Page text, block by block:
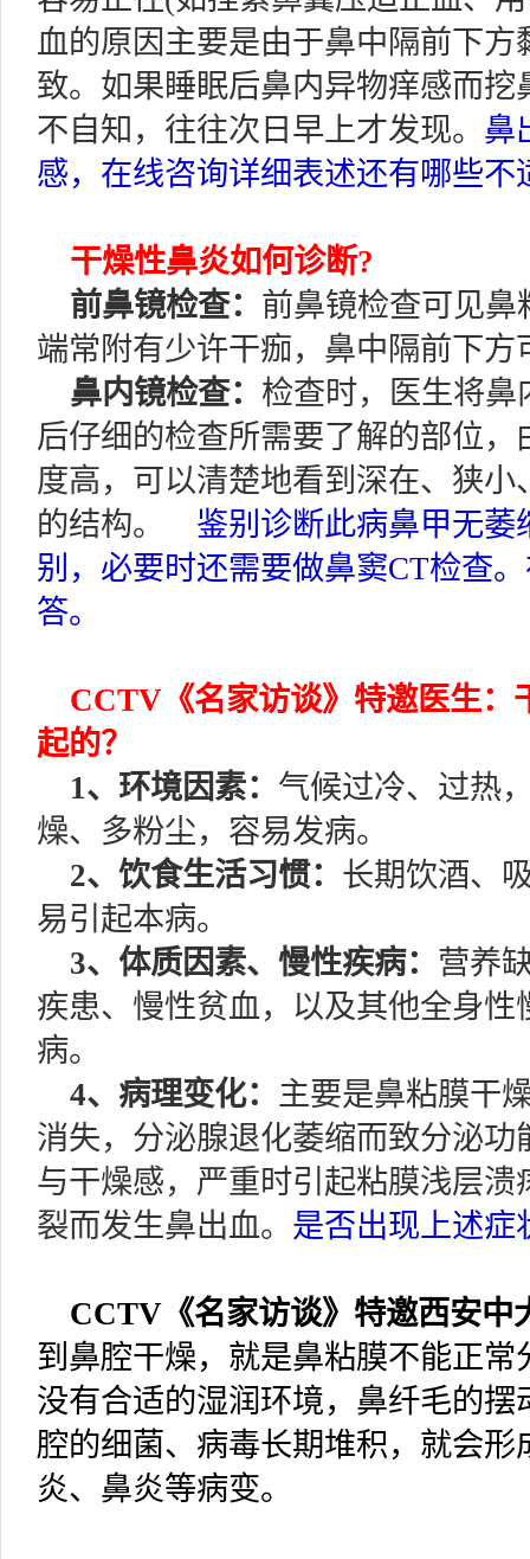
血的原因主要是由于鼻中隔前下
致。如果睡眠后鼻内异物痒感而
不自知，往往次日早上才发现。 鼻
感，在线咨询详细表述还有哪些不
干燥性鼻炎如何诊断?
前鼻镜检查： 前鼻镜检查可见鼻
端常附有少许干痂，鼻中隔前下方
鼻内镜检查： 检查时，医生将鼻
后仔细的检查所需要了解的部位
度高，可以清楚地看到深在、狭
的结构。
鉴别诊断此病鼻甲无
别，必要时还需要做鼻窦CT检查
答。
CCTV《名家访谈》特邀医生：
起的？
1、环境因素： 气候过冷、过热
燥、多粉尘，容易发病。
2、饮食生活习惯： 长期饮酒、
易引起本病。
3、体质因素、慢性疾病： 营养
疾患、慢性贫血，以及其他全身
病。
4、病理变化： 主要是鼻粘膜干
消失，分泌腺退化萎缩而致分泌
与干燥感，严重时引起粘膜浅层
裂而发生鼻出血。 是否出现上述症
CCTV《名家访谈》特邀西安中
到鼻腔干燥，就是鼻粘膜不能正
没有合适的湿润环境，鼻纤毛的
腔的细菌、病毒长期堆积，就会
炎、鼻炎等病变。